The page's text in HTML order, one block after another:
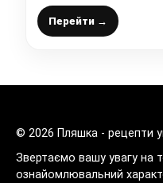
Перейти →
© 2026 Пляшка - рецепти
Звертаємо вашу увагу на
ознайомлювальний